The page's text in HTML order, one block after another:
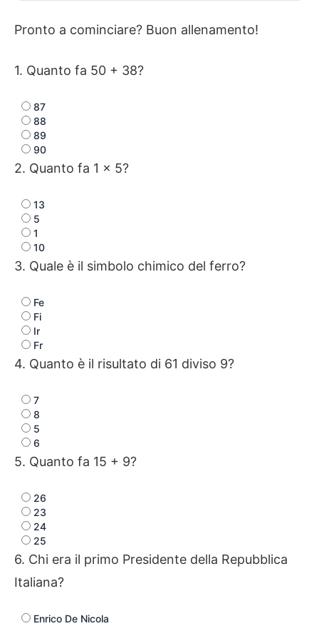
Pronto a cominciare? Buon allenamento!
1. Quanto fa 50 + 38?
87
88
89
90
2. Quanto fa 1 × 5?
13
5
1
10
3. Quale è il simbolo chimico del ferro?
Fe
Fi
Ir
Fr
4. Quanto è il risultato di 61 diviso 9?
7
8
5
6
5. Quanto fa 15 + 9?
26
23
24
25
6. Chi era il primo Presidente della Repubblica
Italiana?
Enrico De Nicola